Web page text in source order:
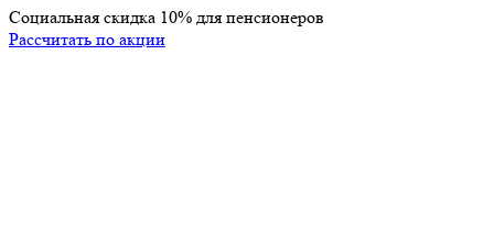
Социальная скидка 10% для пенсионеров
Рассчитать по акции